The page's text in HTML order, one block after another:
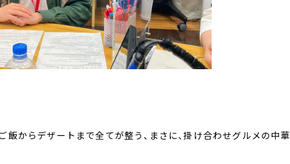
からデザートまで全てが整う、まさに、掛け合わせグルメの中華